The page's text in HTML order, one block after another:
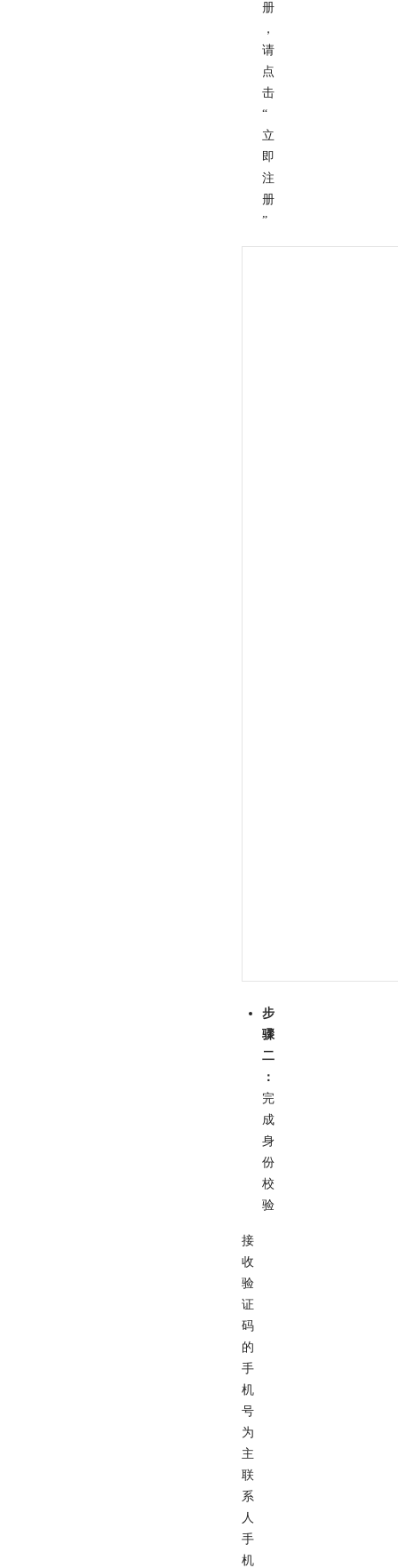
册
，
请
点
击
“
立
即
注
册
”
步
骤
二
：
完
成
身
份
校
验
接
收
验
证
码
的
手
机
号
为
主
联
系
人
手
机